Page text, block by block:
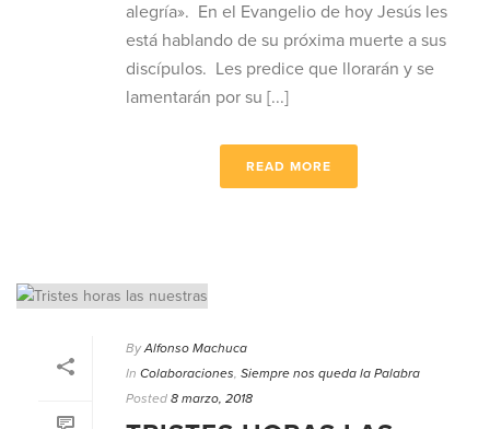
alegría». En el Evangelio de hoy Jesús les
está hablando de su próxima muerte a sus
discípulos. Les predice que llorarán y se
lamentarán por su [...]
READ MORE
By Alfonso Machuca
In Colaboraciones Siempre nos queda la Palabra
Posted 8 marzo, 2018